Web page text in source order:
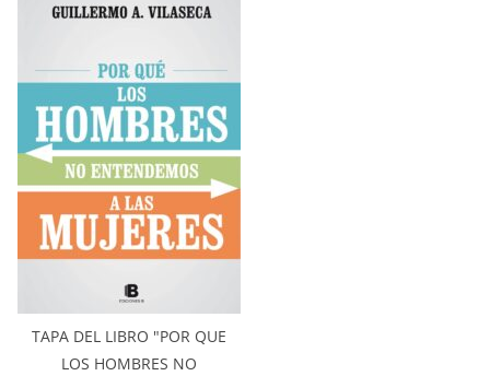
TAPA DEL LIBRO "POR QUE
LOS HOMBRES NO